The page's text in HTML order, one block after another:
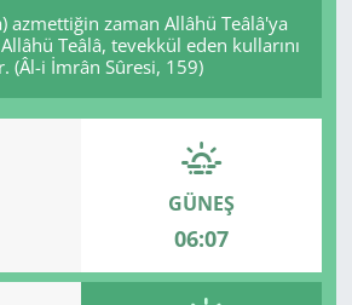
azmettiğin zaman Allâhü Teâlâ'ya
Teâlâ, tevekkül eden kullarını
(Âl-i İmrân Sûresi, 159)
GÜNEŞ
06:07